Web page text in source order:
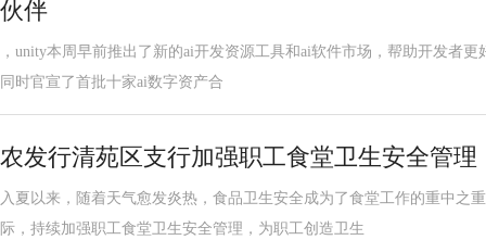
伙伴
，unity本周早前推出了新的ai开发资源工具和ai软件市场，帮助开发者
同时官宣了首批十家ai数字资产合
农发行清苑区支行加强职工食堂卫生安全管理
入夏以来，随着天气愈发炎热，食品卫生安全成为了食堂工作的重中之
际，持续加强职工食堂卫生安全管理，为职工创造卫生